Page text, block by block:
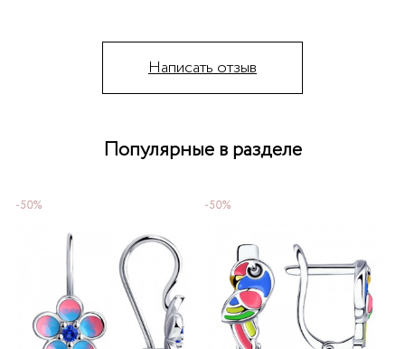
Написать отзыв
Популярные в разделе
-50% -50%